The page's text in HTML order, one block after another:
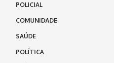
POLICIAL
COMUNIDADE
SAÚDE
POLÍTICA